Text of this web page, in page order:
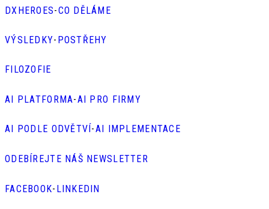
DXHEROES-CO DĚLÁME
VÝSLEDKY- POSTŘEHY
FILOZOFIE
AI PLATFORMA-AI PRO FIRMY
AI PODLE ODVĚTVÍ-AI IMPLEMENTACE
ODEBÍREJTE NÁŠ NEWSLETTER
FACEBOOK- LINKEDIN